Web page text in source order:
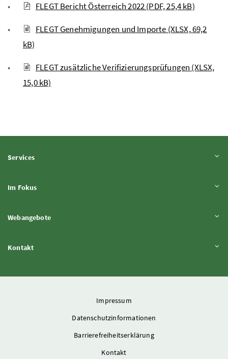
FLEGT Bericht Österreich 2022 (PDF, 25,4 kB)
FLEGT Genehmigungen und Importe (XLSX, 69,2
kB)
FLEGT zusätzliche Verifizierungsprüfungen (XLSX,
15,0 kB)
ServicesInhalt aufklappen
Im FokusInhalt aufklappen
WebangeboteInhalt aufklappen
KontaktInhalt aufklappen
Impressum
Datenschutzinformationen
Barrierefreiheitserklärung
Kontakt